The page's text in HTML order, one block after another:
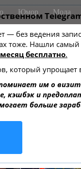
— без ведения
тоже. Нашли
бесплатно.
который упрощает
им о
кэшбэк и
больше
Юмор Мода